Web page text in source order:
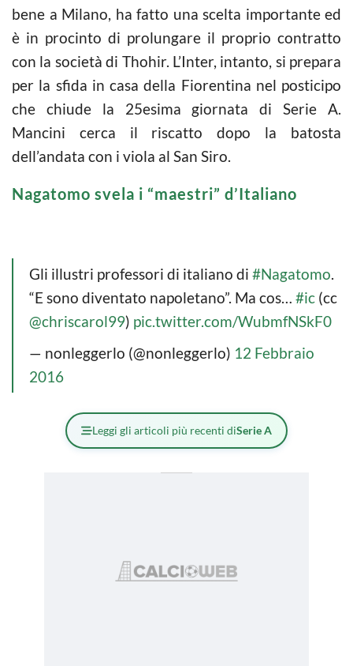
bene a Milano, ha fatto una scelta importante ed
è in procinto di prolungare il proprio contratto
con la società di Thohir. L’Inter, intanto, si prepara
per la sfida in casa della Fiorentina nel posticipo
che chiude la 25esima giornata di Serie A.
Mancini cerca il riscatto dopo la batosta
dell’andata con i viola al San Siro.
Nagatomo svela i “maestri” d’Italiano
Gli illustri professori di italiano di #Nagatomo.
“E sono diventato napoletano”. Ma cos… #ic (cc
@chriscarol99) pic.twitter.com/WubmfNSkF0
— nonleggerlo (@nonleggerlo) 12 Febbraio
2016
Leggi gli articoli più recenti diSerie A